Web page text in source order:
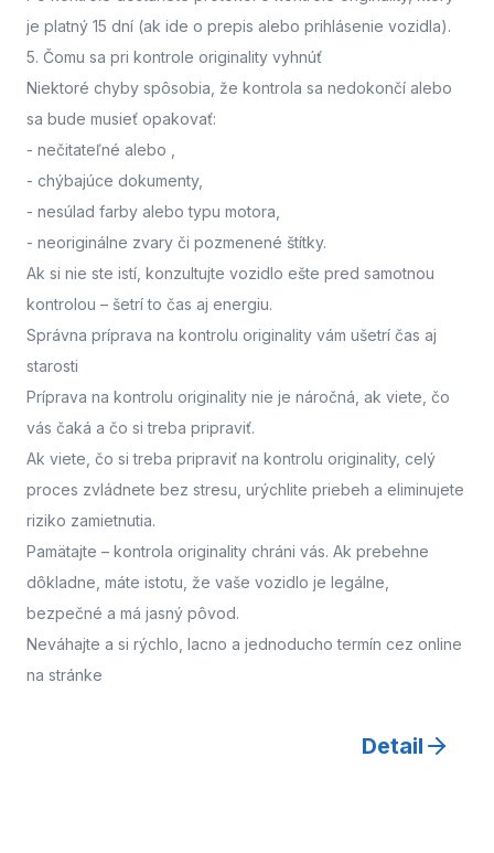
je platný 15 dní (ak ide o prepis alebo prihlásenie vozidla).
5. Čomu sa pri kontrole originality vyhnúť
Niektoré chyby spôsobia, že kontrola sa nedokončí alebo
sa bude musieť opakovať:
- nečitateľné alebo
- chýbajúce dokumenty,
- nesúlad farby alebo typu motora,
- neoriginálne zvary či pozmenené štítky.
Ak si nie ste istí, konzultujte vozidlo ešte pred samotnou
kontrolou – šetrí to čas aj energiu.
Správna príprava na kontrolu originality vám ušetrí čas aj
starosti
Príprava na kontrolu originality nie je náročná, ak viete, čo
vás čaká a čo si treba pripraviť.
Ak viete, čo si treba pripraviť na kontrolu originality, celý
proces zvládnete bez stresu, urýchlite priebeh a eliminujete
riziko zamietnutia.
Pamätajte – kontrola originality chráni vás. Ak prebehne
dôkladne, máte istotu, že vaše vozidlo je legálne,
bezpečné a má jasný pôvod.
Neváhajte a si rýchlo, lacno a jednoducho termín cez online
na stránke
Detail